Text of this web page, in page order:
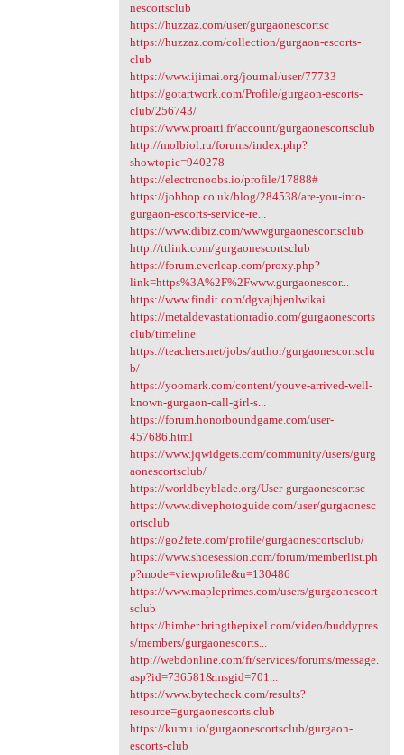
nescortsclub
https://huzzaz.com/user/gurgaonescortsc
https://huzzaz.com/collection/gurgaon-escorts-
club
https://www.ijimai.org/journal/user/77733
https://gotartwork.com/Profile/gurgaon-escorts-
club/256743/
https://www.proarti.fr/account/gurgaonescortsclub
http://molbiol.ru/forums/index.php?
showtopic=940278
https://electronoobs.io/profile/17888#
https://jobhop.co.uk/blog/284538/are-you-into-
gurgaon-escorts-service-re...
https://www.dibiz.com/wwwgurgaonescortsclub
http://ttlink.com/gurgaonescortsclub
https://forum.everleap.com/proxy.php?
link=https%3A%2F%2Fwww.gurgaonescor...
https://www.findit.com/dgvajhjenlwikai
https://metaldevastationradio.com/gurgaonescorts
club/timeline
https://teachers.net/jobs/author/gurgaonescortsclu
b/
https://yoomark.com/content/youve-arrived-well-
known-gurgaon-call-girl-s...
https://forum.honorboundgame.com/user-
457686.html
https://www.jqwidgets.com/community/users/gurg
aonescortsclub/
https://worldbeyblade.org/User-gurgaonescortsc
https://www.divephotoguide.com/user/gurgaonesc
ortsclub
https://go2fete.com/profile/gurgaonescortsclub/
https://www.shoesession.com/forum/memberlist.ph
p?mode=viewprofile&u=130486
https://www.mapleprimes.com/users/gurgaonescort
sclub
https://bimber.bringthepixel.com/video/buddypres
s/members/gurgaonescorts...
http://webdonline.com/fr/services/forums/message.
asp?id=736581&msgid=701...
https://www.bytecheck.com/results?
resource=gurgaonescorts.club
https://kumu.io/gurgaonescortsclub/gurgaon-
escorts-club